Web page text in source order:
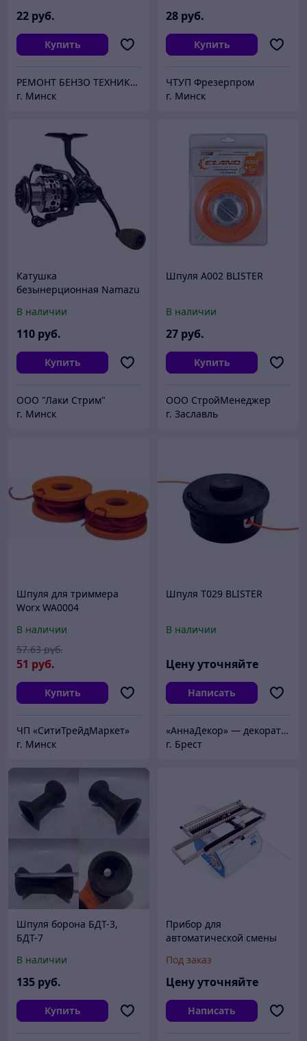
22 руб.
Купить
РЕМОНТ БЕНЗО ТЕХНИКИ, ПРОДАЖА ЗАПЧАСТЕЙ
г. Минск
(M10x1,25), алюминевая
28 руб.
Купить
ЧТУП Фрезерпром
г. Минск
Катушка
безынерционная Namazu
DC2500 , 8+1 подш.,
метал. шпуля
В наличии
110 руб.
Купить
ООО "Лаки Стрим"
г. Минск
Шпуля A002 BLISTER
В наличии
27 руб.
Купить
ООО СтройМенеджер
г. Заславль
Шпуля для триммера
Worx WA0004
В наличии
51 руб.
57.63 руб.
Купить
ЧП «СитиТрейдМаркет»
г. Минск
Шпуля T029 BLISTER
В наличии
Цену уточняйте
Написать
«АннаДекор» — декоративные отделочные материалы
г. Брест
Шпуля борона БДТ-3,
БДТ-7
В наличии
135 руб.
Купить
Прибор для
автоматической смены
Под заказ
Цену уточняйте
Написать